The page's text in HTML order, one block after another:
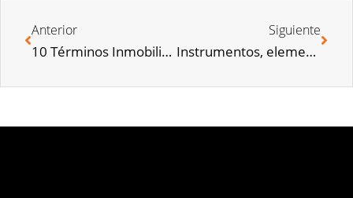
Anterior
10 Términos Inmobiliarios que deberías conocer | Glosario
Siguiente
Instrumentos, elementos y aspectos esenciales para tu cocina